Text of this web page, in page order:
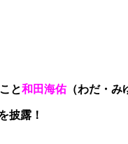
と和田海佑（わだ・み
披露！